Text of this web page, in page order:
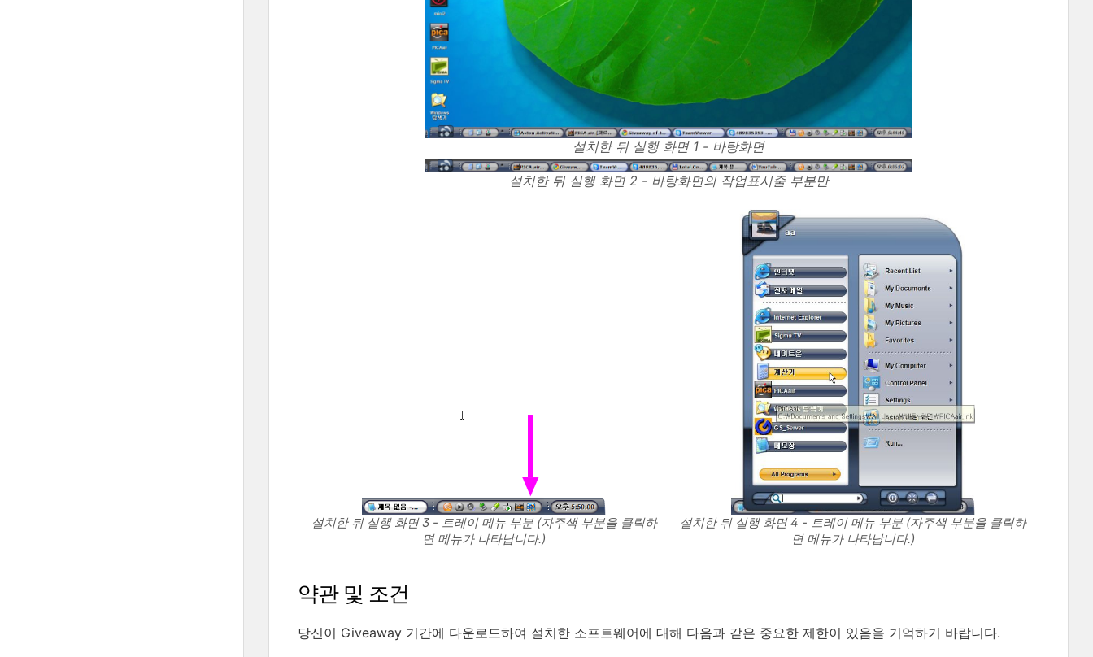
설치한 뒤 실행 화면 1 - 바탕화면
설치한 뒤 실행 화면 2 - 바탕화면의 작업표시줄 부분만
설치한 뒤 실행 화면 3 - 트레이 메뉴 부분 (자주색 부분을 클릭하
면 메뉴가 나타납니다.)
설치한 뒤 실행 화면 4 - 트레이 메뉴 부분 (자주색 부분을 클릭하
면 메뉴가 나타납니다.)
약관 및 조건
당신이 Giveaway 기간에 다운로드하여 설치한 소프트웨어에 대해 다음과 같은 중요한 제한이 있음을 기억하기 바랍니다.